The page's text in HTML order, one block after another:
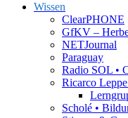
Wissen
ClearPHONE
GfKV –
NETJournal
Paraguay
Radio SOL •
Ricarco
Scholé •